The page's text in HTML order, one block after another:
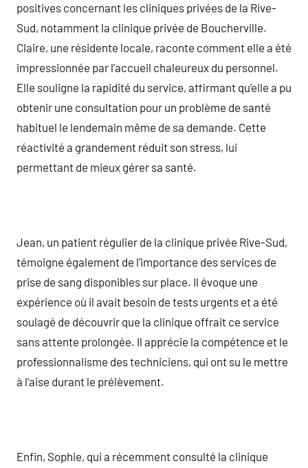
positives concernant les cliniques privées de la Rive-
Sud, notamment la clinique privée de Boucherville.
Claire, une résidente locale, raconte comment elle a été
impressionnée par l’accueil chaleureux du personnel.
Elle souligne la rapidité du service, affirmant qu’elle a pu
obtenir une consultation pour un problème de santé
habituel le lendemain même de sa demande. Cette
réactivité a grandement réduit son stress, lui
permettant de mieux gérer sa santé.
Jean, un patient régulier de la clinique privée Rive-Sud,
témoigne également de l’importance des services de
prise de sang disponibles sur place. Il évoque une
expérience où il avait besoin de tests urgents et a été
soulagé de découvrir que la clinique offrait ce service
sans attente prolongée. Il apprécie la compétence et le
professionnalisme des techniciens, qui ont su le mettre
à l’aise durant le prélèvement.
Enfin, Sophie, qui a récemment consulté la clinique